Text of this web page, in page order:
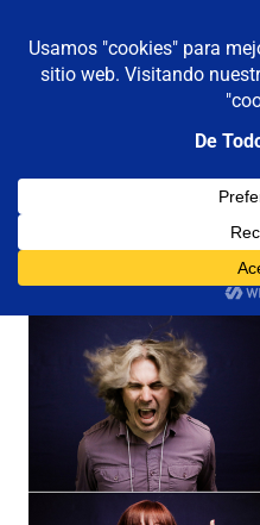
contenido
De todo un poco
Reflexiones,
Viajes
Categoría:odio